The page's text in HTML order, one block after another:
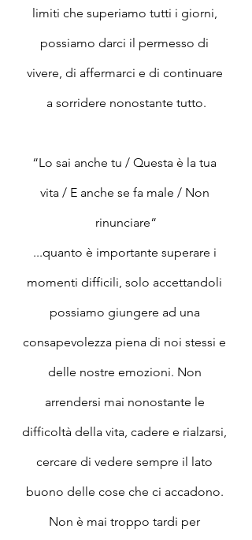
limiti che superiamo tutti i giorni,
possiamo darci il permesso di
vivere, di affermarci e di continuare
a sorridere nonostante tutto.
“Lo sai anche tu / Questa è la tua
vita / E anche se fa male / Non
rinunciare“
...quanto è importante superare i
momenti difficili, solo accettandoli
possiamo giungere ad una
consapevolezza piena di noi stessi e
delle nostre emozioni. Non
arrendersi mai nonostante le
difficoltà della vita, cadere e rialzarsi,
cercare di vedere sempre il lato
buono delle cose che ci accadono.
Non è mai troppo tardi per